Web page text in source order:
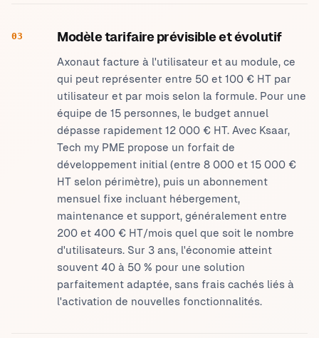
03 Modèle tarifaire prévisible et évolutif
Axonaut facture à l'utilisateur et au module, ce
qui peut représenter entre 50 et 100 € HT par
utilisateur et par mois selon la formule. Pour une
équipe de 15 personnes, le budget annuel
dépasse rapidement 12 000 € HT. Avec Ksaar,
Tech my PME propose un forfait de
développement initial (entre 8 000 et 15 000 €
HT selon périmètre), puis un abonnement
mensuel fixe incluant hébergement,
maintenance et support, généralement entre
200 et 400 € HT/mois quel que soit le nombre
d'utilisateurs. Sur 3 ans, l'économie atteint
souvent 40 à 50 % pour une solution
parfaitement adaptée, sans frais cachés liés à
l'activation de nouvelles fonctionnalités.